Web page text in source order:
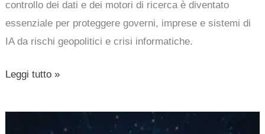
controllo dei dati e dei motori di ricerca è diventato
essenziale per proteggere governi, imprese e sistemi di
IA da rischi geopolitici e crisi informatiche.
Leggi tutto »